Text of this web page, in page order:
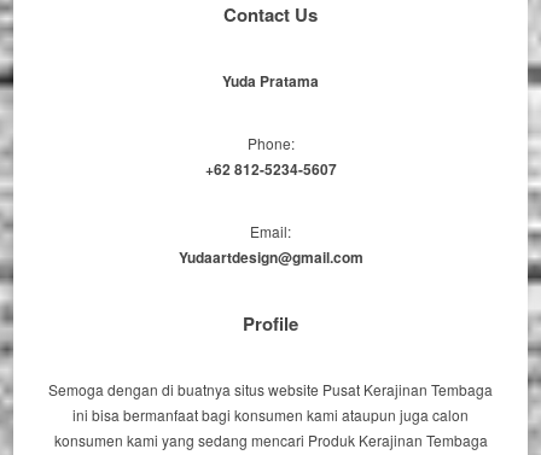
Contact Us
Yuda Pratama
Phone:
+62 812-5234-5607
Email:
Yudaartdesign@gmail.com
Profile
Semoga dengan di buatnya situs website Pusat Kerajinan Tembaga
ini bisa bermanfaat bagi konsumen kami ataupun juga calon
konsumen kami yang sedang mencari Produk Kerajinan Tembaga